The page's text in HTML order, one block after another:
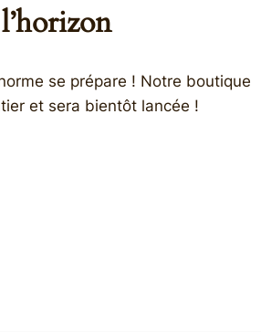
l’horizon
se prépare ! Notre boutique
et sera bientôt lancée !